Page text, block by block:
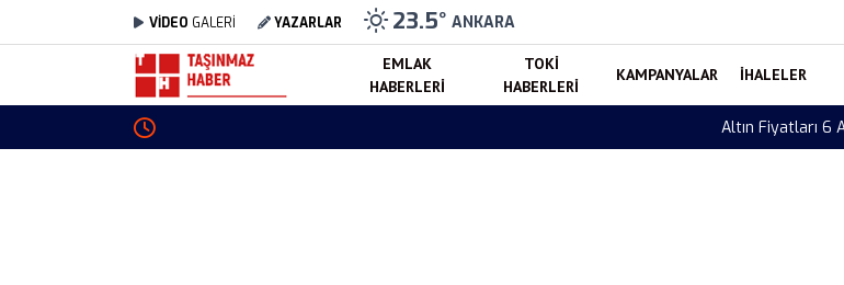
VİDEO GALERİ YAZARLAR 23.5° ANKARA
EMLAK
HABERLERI
TOKI
HABERLERI
KAMPANYALAR İHALELER
Altın Fiyatları 6 Ağustos 2026 Kaç TL? Gram, Çeyrek ve Cumhuriyet Altını Fiyatları Güncellendi